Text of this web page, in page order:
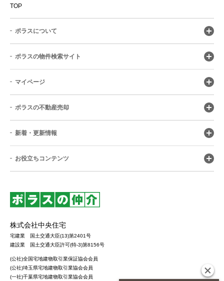
TOP
ポラスについて
ポラスの物件検索サイト
マイページ
ポラスの不動産売却
新着・更新情報
お役立ちコンテンツ
株式会社中央住宅
宅建業 国土交通大臣(13)第2401号
建設業 国土交通大臣許可(特-3)第8156号
(公社)全国宅地建物取引業保証協会会員
(公社)埼玉県宅地建物取引業協会会員
(一社)千葉県宅地建物取引業協会会員